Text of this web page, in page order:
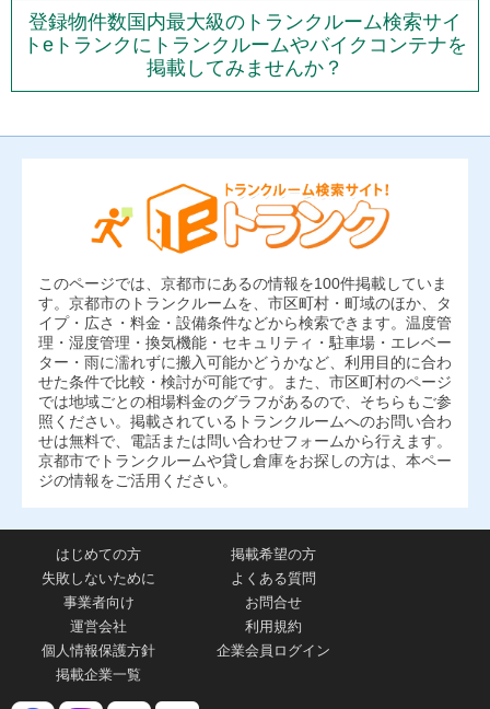
登録物件数国内最大級のトランクルーム検索サイ
トeトランクにトランクルームやバイクコンテナを
掲載してみませんか？
このページでは、京都市にあるの情報を100件掲載していま
す。京都市のトランクルームを、市区町村・町域のほか、タ
イプ・広さ・料金・設備条件などから検索できます。温度管
理・湿度管理・換気機能・セキュリティ・駐車場・エレベー
ター・雨に濡れずに搬入可能かどうかなど、利用目的に合わ
せた条件で比較・検討が可能です。また、市区町村のページ
では地域ごとの相場料金のグラフがあるので、そちらもご参
照ください。掲載されているトランクルームへのお問い合わ
せは無料で、電話または問い合わせフォームから行えます。
京都市でトランクルームや貸し倉庫をお探しの方は、本ペー
ジの情報をご活用ください。
はじめての方
掲載希望の方
失敗しないために
よくある質問
事業者向け
お問合せ
運営会社
利用規約
個人情報保護方針
企業会員ログイン
掲載企業一覧